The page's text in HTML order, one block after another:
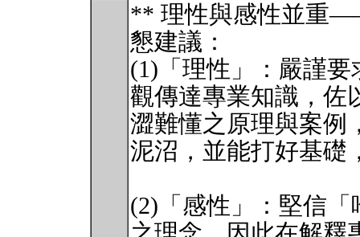
** 理性與感性並重
懇建議：
(1)「理性」：嚴謹
觀傳達專業知識，佐
澀難懂之原理與案例
泥沼，並能打好基礎
(2)「感性」：堅信